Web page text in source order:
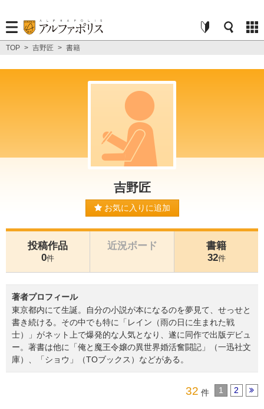
TOP > 吉野匠 > 書籍
吉野匠
お気に入りに追加
投稿作品
0件
近況ボード
書籍
32件
著者プロフィール
東京都内にて生誕。自分の小説が本になるのを夢見て、せっせと
書き続ける。その中でも特に「レイン（雨の日に生まれた戦
士）」がネット上で爆発的な人気となり、遂に同作で出版デビュ
ー。著書は他に「俺と魔王令嬢の異世界婚活奮闘記」（一迅社文
庫）、「ショウ」（TOブックス）などがある。
32 件 1 2